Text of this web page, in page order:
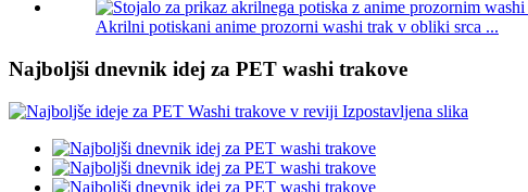
Akrilni potiskani anime prozorni washi trak v obliki srca ...
Najboljši dnevnik idej za PET washi trakove